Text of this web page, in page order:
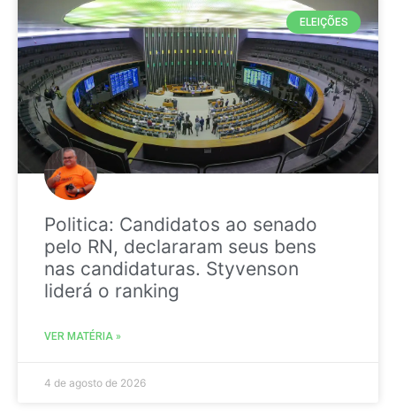
ELEIÇÕES
Politica: Candidatos ao senado
pelo RN, declararam seus bens
nas candidaturas. Styvenson
liderá o ranking
VER MATÉRIA »
4 de agosto de 2026